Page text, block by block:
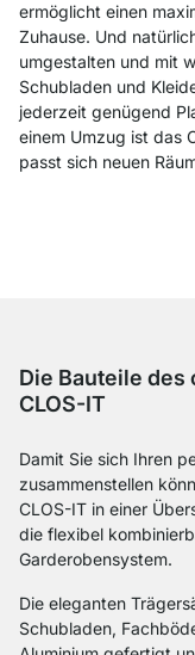
ermöglicht einen
Zuhause. Und
umgestalten und mit
Schubladen und
jederzeit genügend
einem Umzug ist das
passt sich neuen
Die Bauteile
CLOS-IT
Damit Sie sich Ihren
zusammenstellen
CLOS-IT in einer
die flexibel
Garderobensystem.
Die eleganten
Schubladen,